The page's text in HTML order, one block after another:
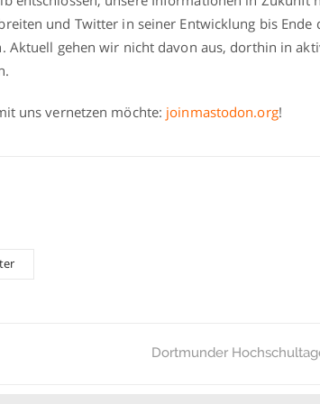
und Twitter in seiner Entwicklung bis Ende
Aktuell gehen wir nicht davon aus, dorthin in
uns vernetzen möchte: joinmastodon.org!
Dortmunder